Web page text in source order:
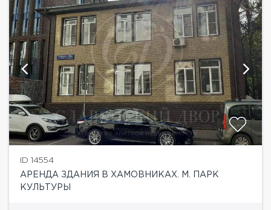
ID 14554
АРЕНДА ЗДАНИЯ В ХАМОВНИКАХ. М. ПАРК
КУЛЬТУРЫ